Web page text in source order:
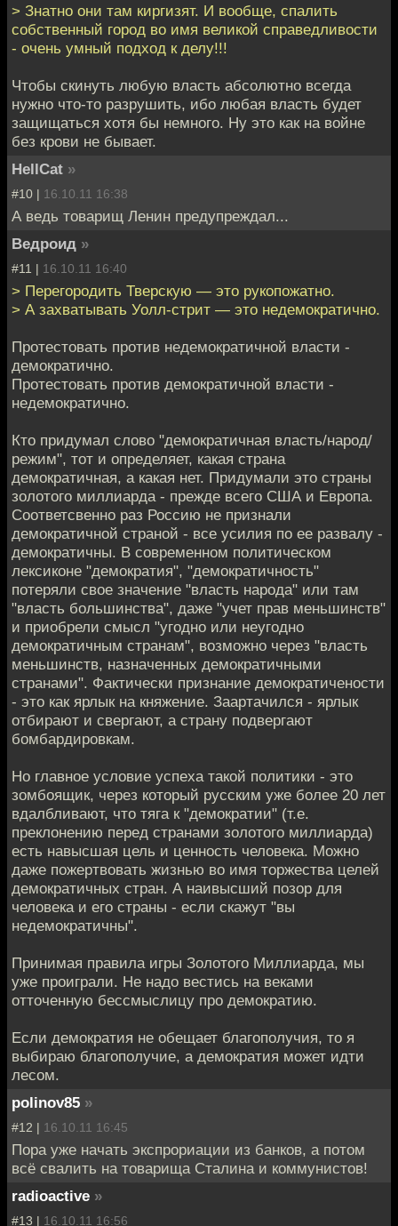
> Знатно они там киргизят. И вообще, спалить
собственный город во имя великой справедливости
- очень умный подход к делу!!!
Чтобы скинуть любую власть абсолютно всегда
нужно что-то разрушить, ибо любая власть будет
защищаться хотя бы немного. Ну это как на войне
без крови не бывает.
HellCat »
#10 | 16.10.11 16:38
А ведь товарищ Ленин предупреждал...
Ведроид »
#11 | 16.10.11 16:40
> Перегородить Тверскую — это рукопожатно.
> А захватывать Уолл-стрит — это недемократично.
Протестовать против недемократичной власти -
демократично.
Протестовать против демократичной власти -
недемократично.
Кто придумал слово "демократичная власть/народ/
режим", тот и определяет, какая страна
демократичная, а какая нет. Придумали это страны
золотого миллиарда - прежде всего США и Европа.
Соответсвенно раз Россию не признали
демократичной страной - все усилия по ее развалу -
демократичны. В современном политическом
лексиконе "демократия", "демократичность"
потеряли свое значение "власть народа" или там
"власть большинства", даже "учет прав меньшинств"
и приобрели смысл "угодно или неугодно
демократичным странам", возможно через "власть
меньшинств, назначенных демократичными
странами". Фактически признание демократичености
- это как ярлык на княжение. Заартачился - ярлык
отбирают и свергают, а страну подвергают
бомбардировкам.
Но главное условие успеха такой политики - это
зомбоящик, через который русским уже более 20 лет
вдалбливают, что тяга к "демократии" (т.е.
преклонению перед странами золотого миллиарда)
есть навысшая цель и ценность человека. Можно
даже пожертвовать жизнью во имя торжества целей
демократичных стран. А наивысший позор для
человека и его страны - если скажут "вы
недемократичны".
Принимая правила игры Золотого Миллиарда, мы
уже проиграли. Не надо вестись на веками
отточенную бессмыслицу про демократию.
Если демократия не обещает благополучия, то я
выбираю благополучие, а демократия может идти
лесом.
polinov85 »
#12 | 16.10.11 16:45
Пора уже начать экспрориации из банков, а потом
всё свалить на товарища Сталина и коммунистов!
radioactive »
#13 | 16.10.11 16:56